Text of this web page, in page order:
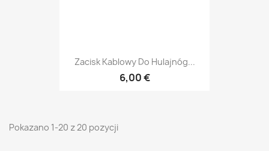
Zacisk Kablowy Do Hulajnóg...
6,00 €
Pokazano 1-20 z 20 pozycji